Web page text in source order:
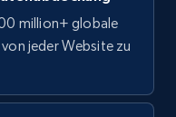
Gratis testen
million+ globale
von jeder Website zu